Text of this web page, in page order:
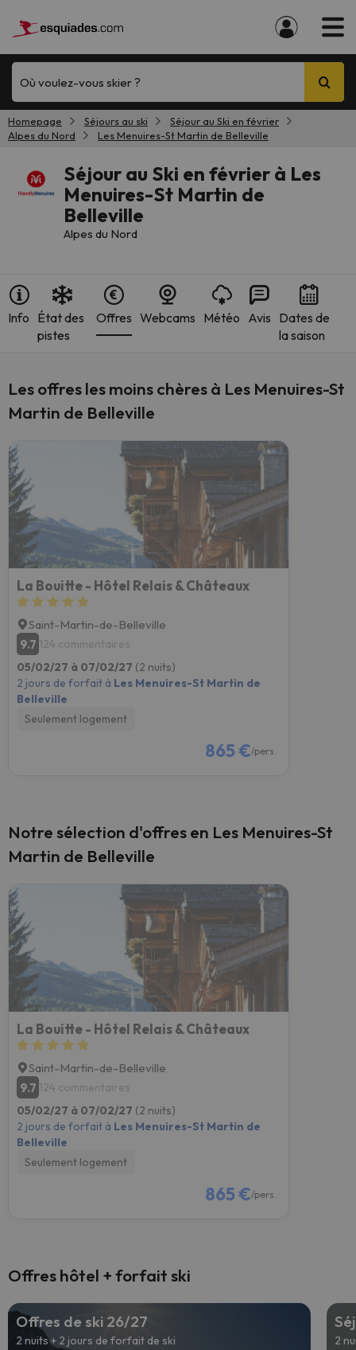
Où voulez-vous skier ?
Homepage Séjours au ski
Séjour au Ski en février
Alpes du Nord
Les Menuires-St Martin de Belleville
Séjour au Ski en février à Les
Menuires-St Martin de
Belleville
Alpes du Nord
Info État des
pistes
Offres Webcams Météo Avis Dates de
la saison
Les offres les moins chères à Les Menuires-St
Martin de Belleville
La Bouitte - Hôtel Relais & Châteaux
Saint-Martin-de-Belleville
9.7 124 commentaires
05/02/27 à 07/02/27 (2 nuits)
2 jours de forfait à Les Menuires-St Martin de
Belleville
Seulement logement
865 €/pers.
Notre sélection d'offres en Les Menuires-St
Martin de Belleville
La Bouitte - Hôtel Relais & Châteaux
Saint-Martin-de-Belleville
9.7 124 commentaires
05/02/27 à 07/02/27 (2 nuits)
2 jours de forfait à Les Menuires-St Martin de
Belleville
Seulement logement
865 €/pers.
Offres hôtel + forfait ski
Offres de ski 26/27
2 nuits + 2 jours de forfait de ski 2